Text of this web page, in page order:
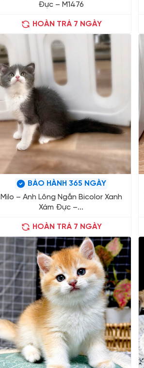
Đực – M1476
HOÀN TRẢ 7 NGÀY
BẢO HÀNH 365 NGÀY
Milo – Anh Lông Ngắn Bicolor Xanh
Xám Đực –...
HOÀN TRẢ 7 NGÀY